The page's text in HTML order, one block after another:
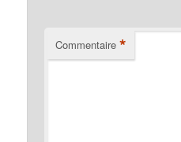
Commentaire *